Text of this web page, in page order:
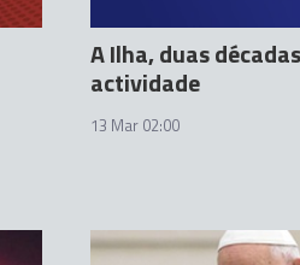
A Ilha, duas
actividade
13 Mar 02:00